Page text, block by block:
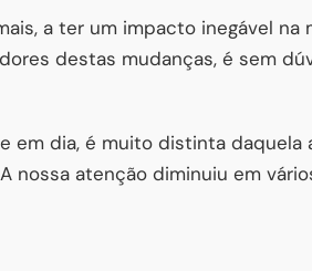
a ter um impacto inegável na
destas mudanças, é sem
em dia, é muito distinta daquela
nossa atenção diminuiu em